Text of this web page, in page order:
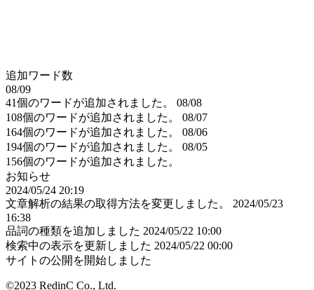
追加ワード数
08/09
41個のワードが追加されました。
08/08
108個のワードが追加されました。
08/07
164個のワードが追加されました。
08/06
194個のワードが追加されました。
08/05
156個のワードが追加されました。
お知らせ
2024/05/24 20:19
文章解析の結果の取得方法を変更しました。
2024/05/23
16:38
品詞の種類を追加しました 2024/05/22 10:00
検索中の表示を更新しました 2024/05/22 00:00
サイトの公開を開始しました
©2023 RedinC Co., Ltd.